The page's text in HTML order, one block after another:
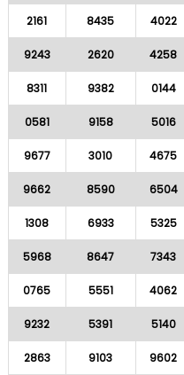
2161 8435 4022
9243 2620 4258
8311 9382 0144
0581 9158 5016
9677 3010 4675
9662 8590 6504
1308 6933 5325
5968 8647 7343
0765 5551 4062
9232 5391 5140
2863 9103 9602